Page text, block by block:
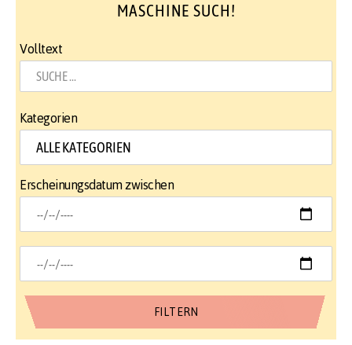
MASCHINE SUCH!
Volltext
Kategorien
Erscheinungsdatum zwischen